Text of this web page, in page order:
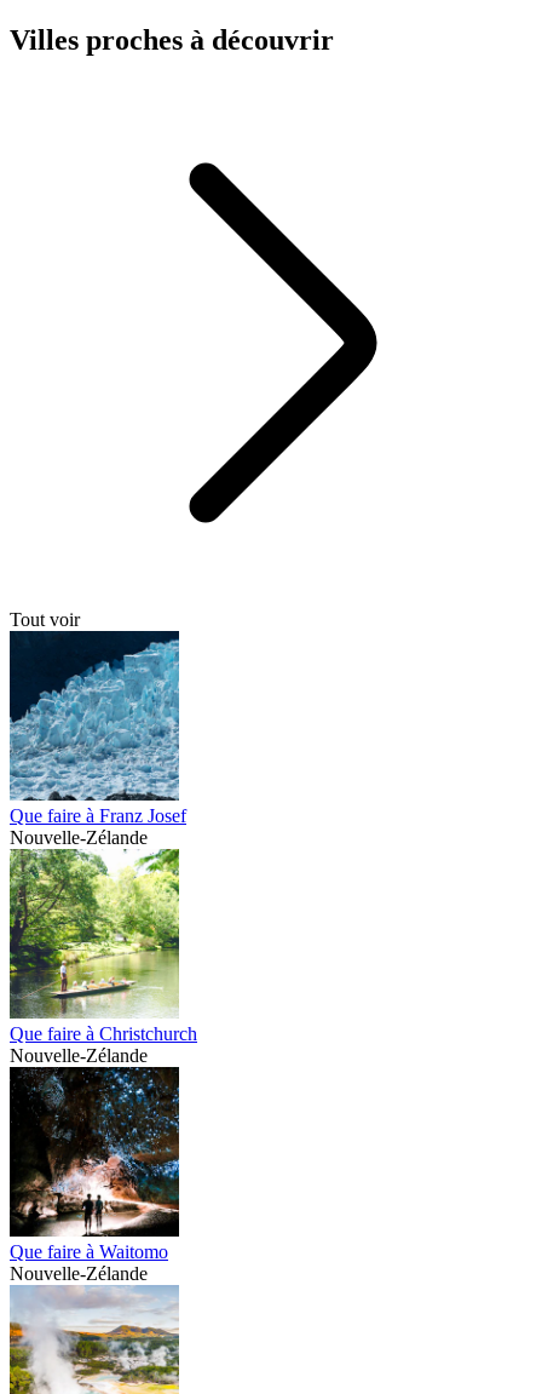
Villes proches à découvrir
Tout voir
Que faire à Franz Josef
Nouvelle-Zélande
Que faire à Christchurch
Nouvelle-Zélande
Que faire à Waitomo
Nouvelle-Zélande